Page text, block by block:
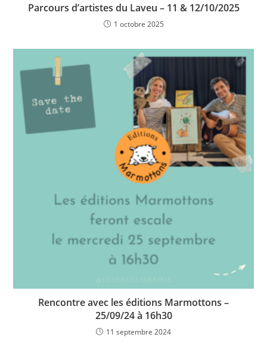
Parcours d’artistes du Laveu – 11 & 12/10/2025
1 octobre 2025
Rencontre avec les éditions Marmottons –
25/09/24 à 16h30
11 septembre 2024